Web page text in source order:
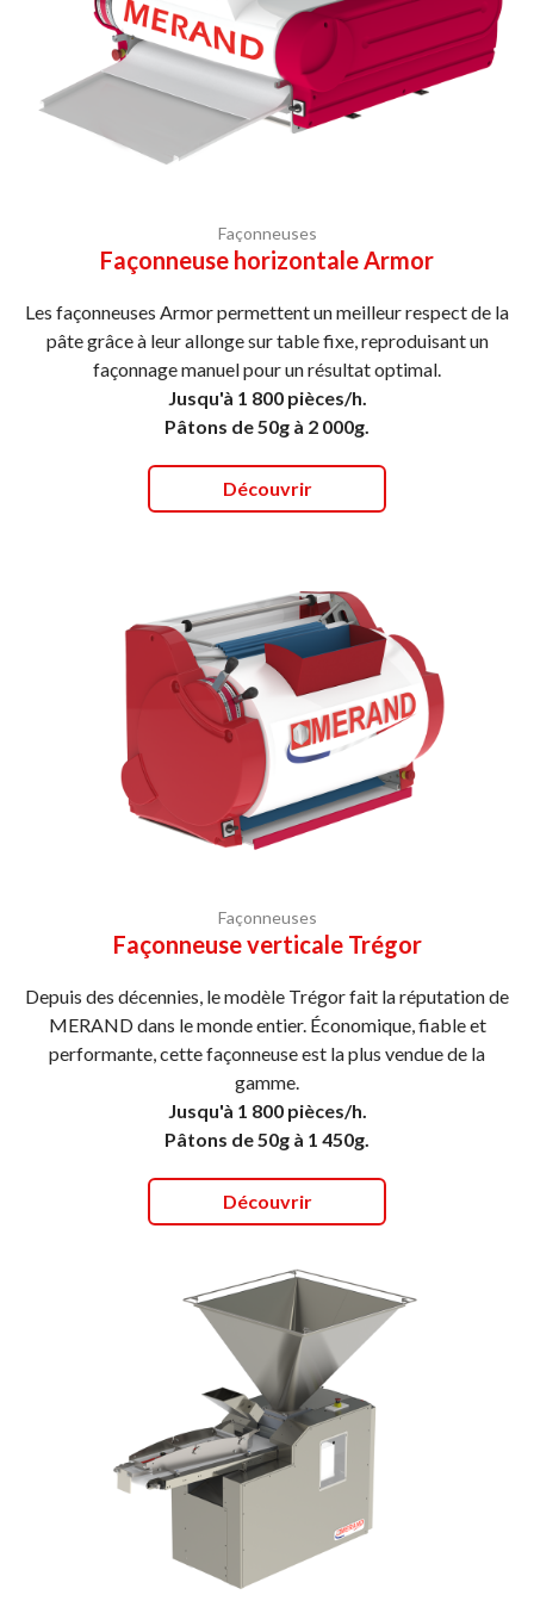
Façonneuses
Façonneuse horizontale Armor
Les façonneuses Armor permettent un meilleur respect de la
pâte grâce à leur allonge sur table fixe, reproduisant un
façonnage manuel pour un résultat optimal.
Jusqu'à 1 800 pièces/h.
Pâtons de 50g à 2 000g.
Découvrir
Façonneuses
Façonneuse verticale Trégor
Depuis des décennies, le modèle Trégor fait la réputation de
MERAND dans le monde entier. Économique, fiable et
performante, cette façonneuse est la plus vendue de la
gamme.
Jusqu'à 1 800 pièces/h.
Pâtons de 50g à 1 450g.
Découvrir